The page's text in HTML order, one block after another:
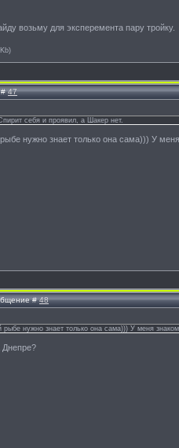
возьму для эксперемента пару тройку.
#47
себя и проявил, а Шакер нет.
рыбе нужно знает только она сама))) У
#48
нужно знает только она сама))) У меня
Днепре?